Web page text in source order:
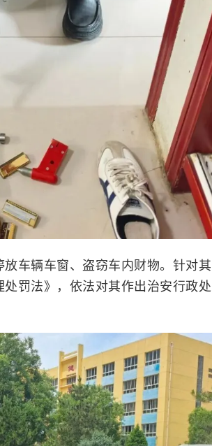
车辆车窗、盗窃车内财物。针对其
罚法》，依法对其作出治安行政处